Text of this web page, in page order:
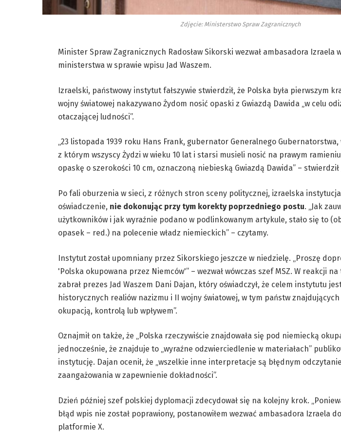
Zdjęcie: Ministerstwo Spraw Zagranicznych
Minister Spraw Zagranicznych Radosław Sikorski wezwał ambasadora Izraela
ministerstwa w sprawie wpisu Jad Waszem.
Izraelski, państwowy instytut fałszywie stwierdził, że Polska była pierwszym
wojny światowej nakazywano Żydom nosić opaski z Gwiazdą Dawida „w celu
otaczającej ludności”.
„23 listopada 1939 roku Hans Frank, gubernator Generalnego Gubernatorstwa,
z którym wszyscy Żydzi w wieku 10 lat i starsi musieli nosić na prawym
opaskę o szerokości 10 cm, oznaczoną niebieską Gwiazdą Dawida” – stwierdził
Po fali oburzenia w sieci, z różnych stron sceny politycznej, izraelska
oświadczenie, nie dokonując przy tym korekty poprzedniego postu. „Jak
użytkowników i jak wyraźnie podano w podlinkowanym artykule, stało się to
opasek – red.) na polecenie władz niemieckich” – czytamy.
Instytut został upomniany przez Sikorskiego jeszcze w niedzielę. „Proszę
'Polska okupowana przez Niemców'” – wezwał wówczas szef MSZ. W reakcji
zabrał prezes Jad Waszem Dani Dajan, który oświadczył, że celem instytutu
historycznych realiów nazizmu i II wojny światowej, w tym państw
okupacją, kontrolą lub wpływem”.
Oznajmił on także, że „Polska rzeczywiście znajdowała się pod niemiecką
jednocześnie, że znajduje to „wyraźne odzwierciedlenie w materiałach”
instytucję. Dajan ocenił, że „wszelkie inne interpretacje są błędnym
zaangażowania w zapewnienie dokładności”.
Dzień później szef polskiej dyplomacji zdecydował się na kolejny krok.
błąd wpis nie został poprawiony, postanowiłem wezwać ambasadora Izraela do
platformie X.